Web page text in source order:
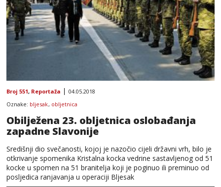
Broj 551, Reportaža
04.05.2018
Oznake: bljesak, obljetnica
Obilježena 23. obljetnica oslobađanja
zapadne Slavonije
Središnji dio svečanosti, kojoj je nazočio cijeli državni vrh, bilo je
otkrivanje spomenika Kristalna kocka vedrine sastavljenog od 51
kocke u spomen na 51 branitelja koji je poginuo ili preminuo od
posljedica ranjavanja u operaciji Bljesak